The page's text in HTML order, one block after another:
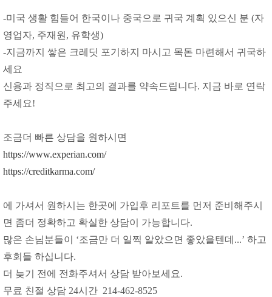
-미국 생활 힘들어 한국이나 중국으로 귀국 계획 있으신 분 (자
영업자, 주재원, 유학생)
-지금까지 쌓은 크레딧 포기하지 마시고 목돈 마련해서 귀국하
세요
신용과 정직으로 최고의 결과를 약속드립니다. 지금 바로 연락
주세요!
조금더 빠른 상담을 원하시면
https://www.experian.com/
https://creditkarma.com/
에 가셔서 원하시는 한곳에 가입후 리포트를 먼저 준비해주시
면 좀더 정확하고 확실한 상담이 가능합니다.
많은 손님분들이 ‘조금만 더 일찍 알았으면 좋았을텐데...’ 하고
후회들 하십니다.
더 늦기 전에 전화주셔서 상담 받아보세요.
무료 친절 상담 24시간 214-462-8525